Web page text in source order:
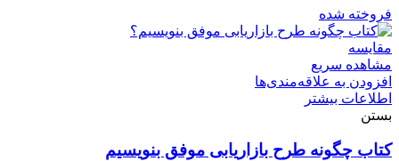
فروخته شده
مقایسه
مشاهده سریع
افزودن به علاقه‌مندی‌ها
اطلاعات بیشتر
بستن
کتاب چگونه طرح بازاریابی موفق بنویسیم